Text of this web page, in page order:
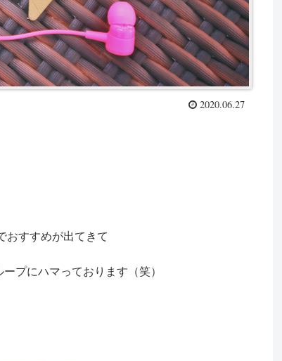
2020.06.27
おすすめが出てきて
プにハマっております（笑）